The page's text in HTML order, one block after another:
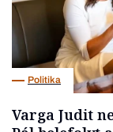
Politika
Varga Judit